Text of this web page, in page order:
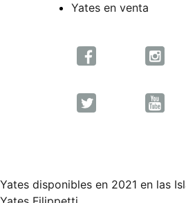
Yates en venta
Yates disponibles en 2021 en las